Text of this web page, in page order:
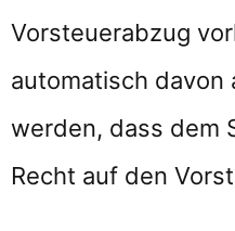
Vorsteuerabzug
automatisch davon
werden, dass dem
Recht auf den